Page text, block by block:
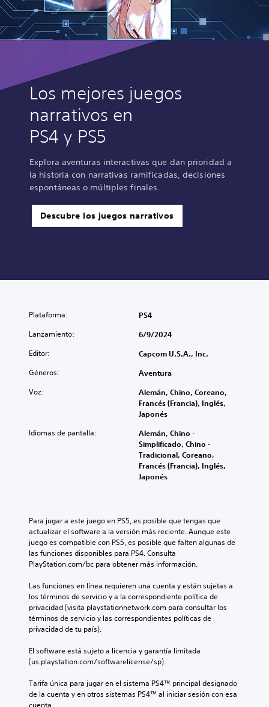
Los mejores juegos
narrativos en
PS4 y PS5
Explora aventuras interactivas que dan prioridad a
la historia con narrativas ramificadas, decisiones
espontáneas o múltiples finales.
Descubre los juegos narrativos
Plataforma: PS4
Lanzamiento: 6/9/2024
Editor: Capcom U.S.A., Inc.
Géneros: Aventura
Voz:
Alemán, Chino, Coreano,
Francés (Francia), Inglés,
Japonés
Idiomas de pantalla:
Alemán, Chino -
Simplificado, Chino -
Tradicional, Coreano,
Francés (Francia), Inglés,
Japonés
Para jugar a este juego en PS5, es posible que tengas que
actualizar el software a la versión más reciente. Aunque este
juego es compatible con PS5, es posible que falten algunas de
las funciones disponibles para PS4. Consulta
PlayStation.com/bc para obtener más información.
Las funciones en línea requieren una cuenta y están sujetas a
los términos de servicio y a la correspondiente política de
privacidad (visita playstationnetwork.com para consultar los
términos de servicio y las correspondientes políticas de
privacidad de tu país).
El software está sujeto a licencia y garantía limitada
(us.playstation.com/softwarelicense/sp).
Tarifa única para jugar en el sistema PS4™ principal designado
de la cuenta y en otros sistemas PS4™ al iniciar sesión con esa
cuenta.